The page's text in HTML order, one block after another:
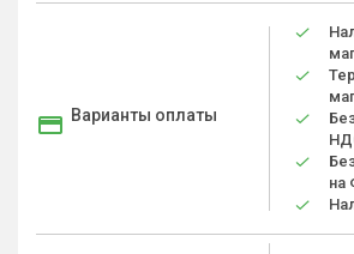
Варианты оплаты
на